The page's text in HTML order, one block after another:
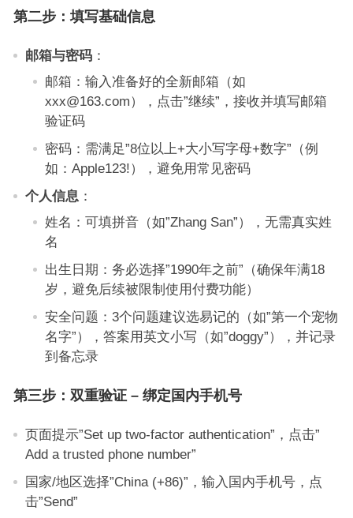
第二步：填写基础信息
邮箱与密码：
邮箱：输入准备好的全新邮箱（如
xxx@163.com），点击”继续”，接收并填写邮箱
验证码
密码：需满足”8位以上+大小写字母+数字”（例
如：Apple123!），避免用常见密码
个人信息 ：
姓名：可填拼音（如”Zhang San”），无需真实姓
名
出生日期：务必选择”1990年之前”（确保年满18
岁，避免后续被限制使用付费功能）
安全问题：3个问题建议选易记的（如”第一个宠物
名字”），答案用英文小写（如”doggy”），并记录
到备忘录
第三步：双重验证 – 绑定国内手机号
页面提示”Set up two-factor authentication”，点击”
Add a trusted phone number”
国家/地区选择”China (+86)”，输入国内手机号，点
击”Send”